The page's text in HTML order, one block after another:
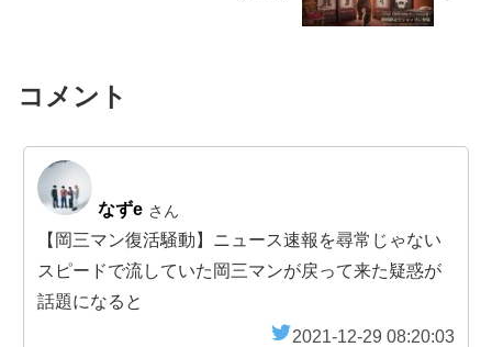
コメント
なずe さん
【岡三マン復活騒動】ニュース速報を尋常じゃない
スピードで流していた岡三マンが戻って来た疑惑が
話題になると
2021-12-29 08:20:03